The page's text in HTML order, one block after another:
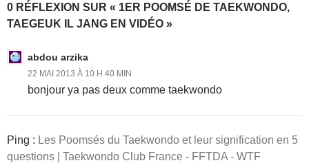
0 RÉFLEXION SUR « 1ER POOMSÉ DE TAEKWONDO,
TAEGEUK IL JANG EN VIDÉO »
abdou arzika
22 MAI 2013 À 10 H 40 MIN
bonjour ya pas deux comme taekwondo
Ping : Les Poomsés du Taekwondo et leur signification en 5
questions | Taekwondo Club France - FFTDA - WTF